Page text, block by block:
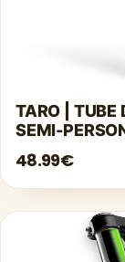
TARO | TUBE
SEMI-
TURQUOISE
48.99€